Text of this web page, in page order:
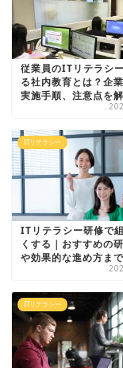
従業員のITリテラシ
る社内教育とは？企
実施手順、注意点を
ITリテラシー
ITリテラシー研修で
くする｜おすすめの
や効果的な進め方ま
ITリテラシー